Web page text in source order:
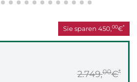
Sie sparen 450,00€*
2.749,00€*